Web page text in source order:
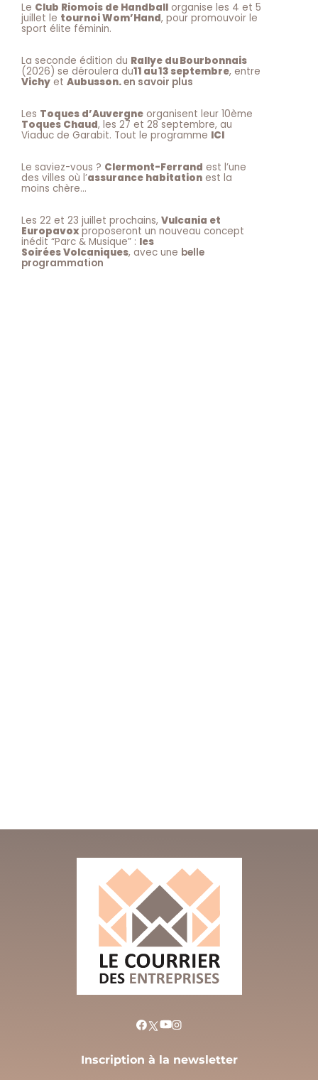
Le Club Riomois de Handball organise les 4 et 5
juillet le tournoi Wom’Hand, pour promouvoir le
sport élite féminin.
La seconde édition du Rallye du Bourbonnais
(2026) se déroulera du11 au 13 septembre, entre
Vichy et Aubusson.en savoir plus
Les Toques d’Auvergne organisent leur 10ème
Toques Chaud, les 27 et 28 septembre, au
Viaduc de Garabit. Tout le programme ICI
Le saviez-vous ? Clermont-Ferrand est l’une
des villes où l’assurance habitation est la
moins chère…
Les 22 et 23 juillet prochains, Vulcania et
Europavoxproposeront un nouveau concept
inédit “Parc & Musique” : les
Soirées Volcaniques, avec une belle
programmation
Inscription à la newsletter